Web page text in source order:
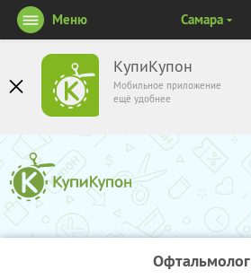
КупиКупон
Мобильное приложение
ещё удобнее
Меню Самара
Офтальмолог